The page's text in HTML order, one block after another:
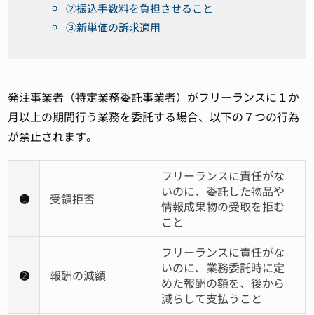
②振込手数料を負担させること
③新単価の訴求適用
発注事業者（特定業務委託事業者）がフリーランスに１か
月以上の期間行う業務を委託する場合、以下の７つの行為
が禁止されます。
➊ 受領拒否
フリーランスに責任がな
いのに、委託した物品や
情報成果物の受取を拒む
こと
➋ 報酬の減額
フリーランスに責任がな
いのに、業務委託時に定
めた報酬の額を、後から
減らして支払うこと